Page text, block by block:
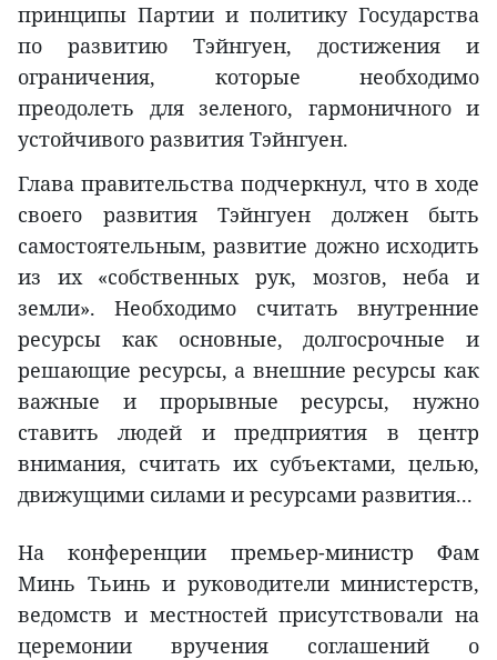
принципы Партии и политику Государства
по развитию Тэйнгуен, достижения и
ограничения, которые необходимо
преодолеть для зеленого, гармоничного и
устойчивого развития Тэйнгуен.
Глава правительства подчеркнул, что в ходе
своего развития Тэйнгуен должен быть
самостоятельным, развитие дожно исходить
из их «собственных рук, мозгов, неба и
земли». Необходимо считать внутренние
ресурсы как основные, долгосрочные и
решающие ресурсы, а внешние ресурсы как
важные и прорывные ресурсы, нужно
ставить людей и предприятия в центр
внимания, считать их субъектами, целью,
движущими силами и ресурсами развития...
На конференции премьер-министр Фам
Минь Тьинь и руководители министерств,
ведомств и местностей присутствовали на
церемонии вручения соглашений о